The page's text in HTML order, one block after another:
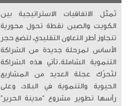
تُمثّل الاتفاقيات الاستراتيجية بين
الكويت والصين نقطة تحول محورية
تتجاوز أطر التعاون التقليدي، لتضع حجر
الأساس لمرحلة جديدة من الشراكة
التنموية الشاملة. ​تأتي هذه الشراكة
لتُحرّك عجلة العديد من المشاريع
الحيوية والتنموية في البلاد، وعلى
رأسها تطوير مشروع “مدينة الحرير”